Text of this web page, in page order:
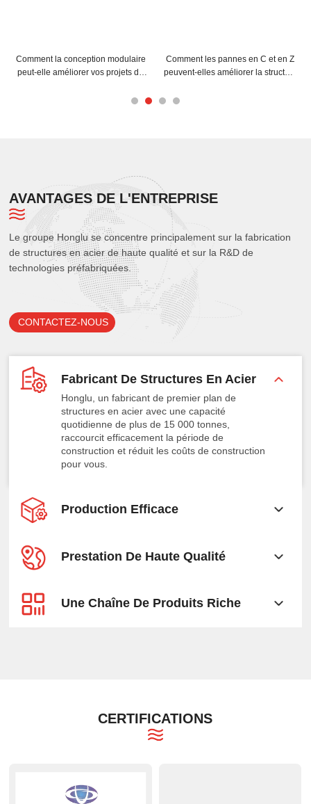
en C et en Z
la structure
Conseils d'installation des pannes
en acier C pour une efficacité
Bâtiments
solutions
AVANTAGES DE L'ENTREPRISE
Le groupe Honglu se concentre principalement sur la fabrication
de structures en acier de haute qualité et sur la R&D de
technologies préfabriquées.
CONTACTEZ-NOUS
Fabricant De Structures En Acier
Honglu, un fabricant de premier plan de
structures en acier avec une capacité
quotidienne de plus de 15 000 tonnes,
raccourcit efficacement la période de
construction et réduit les coûts de construction
pour vous.
Production Efficace
Prestation De Haute Qualité
Une Chaîne De Produits Riche
CERTIFICATIONS